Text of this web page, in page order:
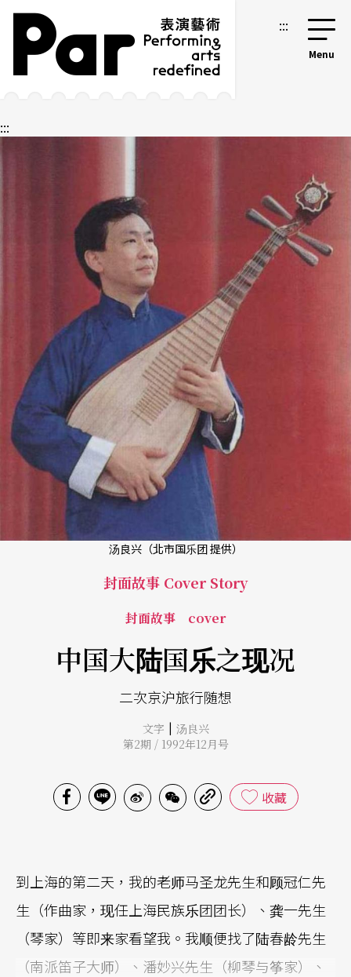
跳到主要内容区块
网站导览 :::
:::
汤良兴（北市国乐团 提供）
封面故事 Cover Story
封面故事 cover
中国大陆国乐之现况
二次京沪旅行随想
文字 | 汤良兴
第2期 / 1992年12月号
收藏
到上海的第二天，我的老师马圣龙先生和顾冠仁先
生（作曲家，现任上海民族乐团团长）、龚一先生
（琴家）等即来家看望我。我顺便找了陆春龄先生
（南派笛子大师）、潘妙兴先生（柳琴与筝家）、